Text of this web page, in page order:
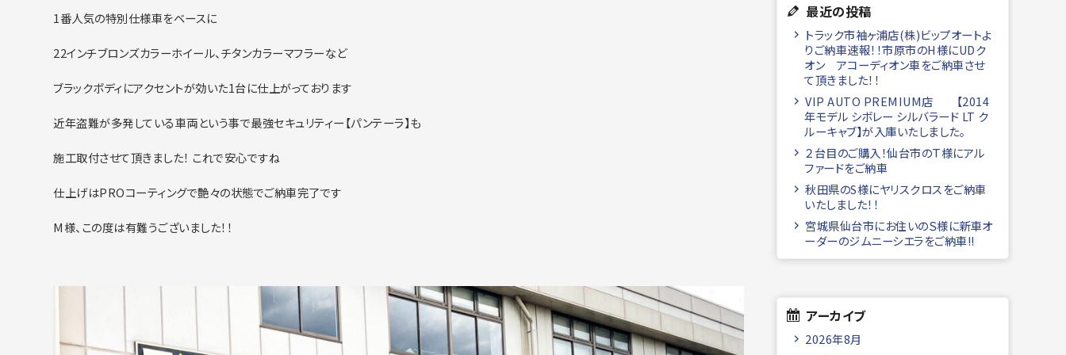
1番人気の特別仕様車をベースに
22インチブロンズカラーホイール、チタンカラーマフラーなど
ブラックボディにアクセントが効いた1台に仕上がっております
近年盗難が多発している車両という事で最強セキュリティー【パンテーラ】も
施工取付させて頂きました！ これで安心ですね
仕上げはPROコーティングで艶々の状態でご納車完了です
M様、この度は有難うございました！！
最近の投稿
トラック市袖ヶ浦店(株)ビップオートよ
りご納車速報！！市原市のH様にUDク
オン アコーディオン車をご納車させ
て頂きました！！
VIP AUTO PREMIUM店 【2014
年モデル シボレー シルバラード LT ク
ルーキャブ】が入庫いたしました。
２台目のご購入！仙台市のＴ様にアル
ファードをご納車
秋田県のS様にヤリスクロスをご納車
いたしました！！
宮城県仙台市にお住いのＳ様に新車オ
ーダーのジムニーシエラをご納車!!
アーカイブ
2026年8月